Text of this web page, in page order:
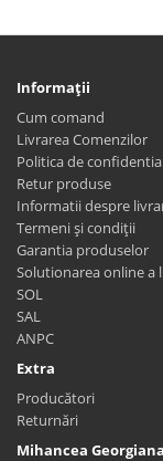
Informaţii
Cum comand
Livrarea Comenzilor
Politica de
Retur produse
Informatii despre
Termeni și condiții
Garantia produselor
Solutionarea online a
SOL
SAL
ANPC
Extra
Producători
Returnări
Mihancea